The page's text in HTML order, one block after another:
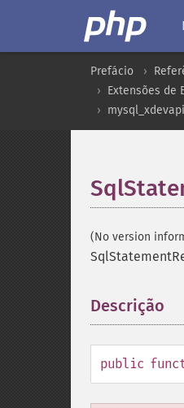
Prefácio
Extensões de
(No version
Descrição
public